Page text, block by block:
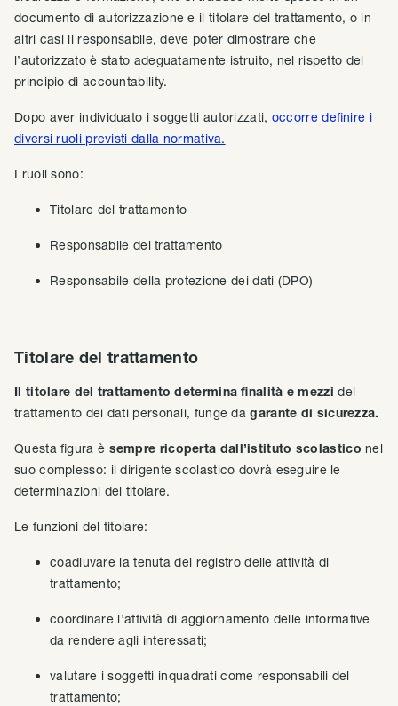
documento di autorizzazione e il titolare del trattamento, o in
altri casi il responsabile, deve poter dimostrare che
l’autorizzato è stato adeguatamente istruito, nel rispetto del
principio di accountability.
Dopo aver individuato i soggetti autorizzati, occorre definire i
diversi ruoli previsti dalla normativa.
I ruoli sono:
Titolare del trattamento
Responsabile del trattamento
Responsabile della protezione dei dati (DPO)
Titolare del trattamento
Il titolare del trattamento determina finalità e mezzi del
trattamento dei dati personali, funge dagarante di sicurezza.
Questa figura è sempre ricoperta dall’istituto scolastico nel
suo complesso: il dirigente scolastico dovrà eseguire le
determinazioni del titolare.
Le funzioni del titolare:
coadiuvare la tenuta del registro delle attività di
trattamento;
coordinare l’attività di aggiornamento delle informative
da rendere agli interessati;
valutare i soggetti inquadrati come responsabili del
trattamento;